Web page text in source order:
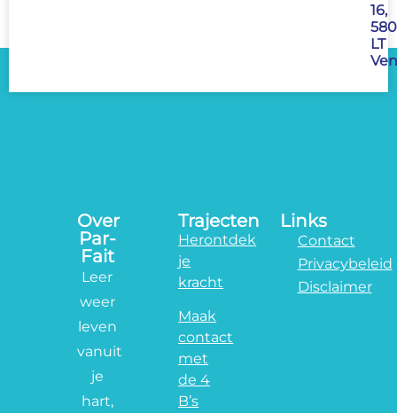
16,
LT
Over
Par-
Fait
Leer
weer
leven
vanuit
je
hart,
Trajecten
Herontdek
je
kracht
Maak
contact
met
de 4
B’s
Links
Contact
Privacybeleid
Disclaimer